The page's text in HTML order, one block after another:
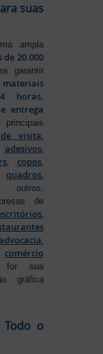
suas
ampla
de 20.000
garantir
horas,
entrega
visita,
adesivos,
, copos,
quadros,
de
,
,
, comércio
sua
gráfica
Todo o